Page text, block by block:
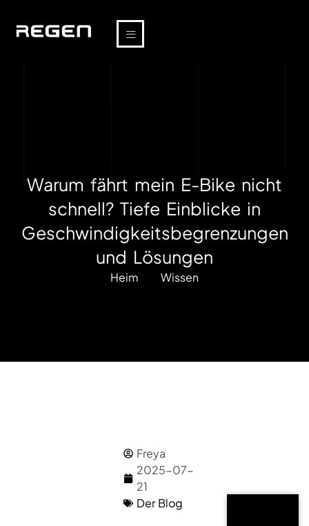
Warum fährt mein E-Bike nicht
schnell? Tiefe Einblicke in
Geschwindigkeitsbegrenzungen
und Lösungen
Heim Wissen
Freya
2025-07-
21
Der Blog